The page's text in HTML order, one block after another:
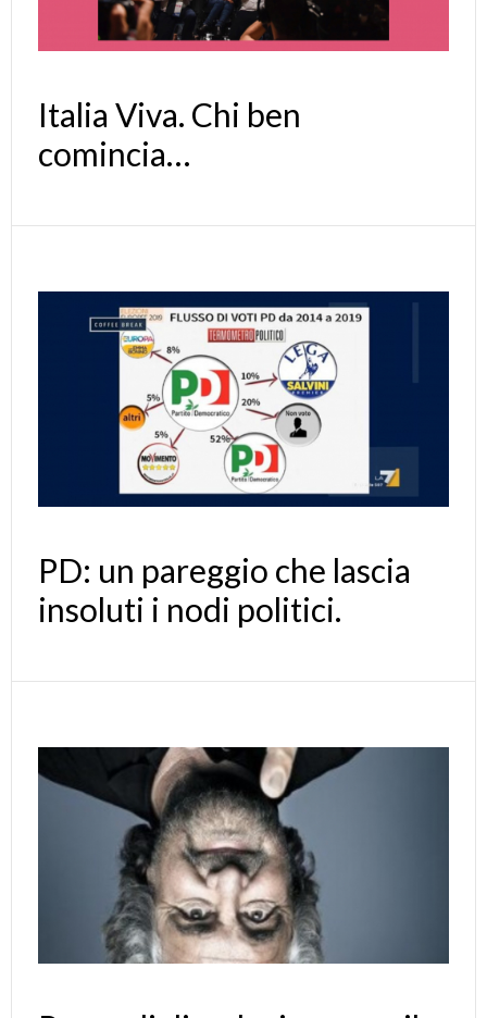
Italia Viva. Chi ben
comincia…
PD: un pareggio che lascia
insoluti i nodi politici.